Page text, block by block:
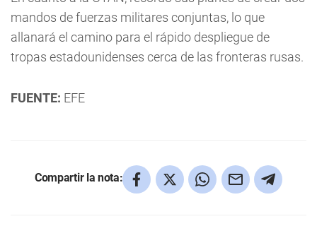
mandos de fuerzas militares conjuntas, lo que
allanará el camino para el rápido despliegue de
tropas estadounidenses cerca de las fronteras rusas.
FUENTE: EFE
Compartir la nota: